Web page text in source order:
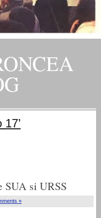
SUA si URSS
»